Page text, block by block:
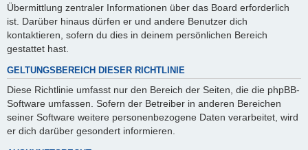
Übermittlung zentraler Informationen über das Board erforderlich
ist. Darüber hinaus dürfen er und andere Benutzer dich
kontaktieren, sofern du dies in deinem persönlichen Bereich
gestattet hast.
GELTUNGSBEREICH DIESER RICHTLINIE
Diese Richtlinie umfasst nur den Bereich der Seiten, die die phpBB-
Software umfassen. Sofern der Betreiber in anderen Bereichen
seiner Software weitere personenbezogene Daten verarbeitet, wird
er dich darüber gesondert informieren.